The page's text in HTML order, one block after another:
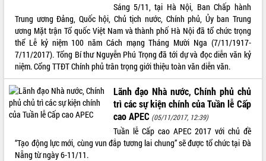
VIDEO
Không có file video nào để phát.
ALBUM ẢNH
Sáng 5/11, tại Hà Nội, Ban Chấp hành
Trung ương Đảng, Quốc hội, Chủ tịch nước, Chính phủ, Ủy ban Trung
ương Mặt trận Tổ quốc Việt Nam và thành phố Hà Nội đã tổ chức trọng
thể Lễ kỷ niệm 100 năm Cách mạng Tháng Mười Nga (7/11/1917-
7/11/2017). Tổng Bí thư Nguyễn Phú Trọng đã tới dự và đọc diễn văn kỷ
niệm. Cổng TTĐT Chính phủ trân trọng giới thiệu toàn văn diễn văn.
Lãnh đạo Nhà nước, Chính phủ chủ
trì các sự kiện chính của Tuần lễ Cấp
cao APEC (05/11/2017, 12:39)
Tuần lễ Cấp cao APEC 2017 với chủ đề
“Tạo động lực mới, cùng vun đắp tương lai chung” sẽ được tổ chức tại Đà
Nẵng từ ngày 6-11/11.